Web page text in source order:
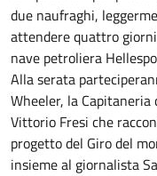
due naufraghi,
attendere quattro
nave petroliera
Alla serata
Wheeler, la Capitaneria
Vittorio Fresi che
progetto del Giro del
insieme al giornalista